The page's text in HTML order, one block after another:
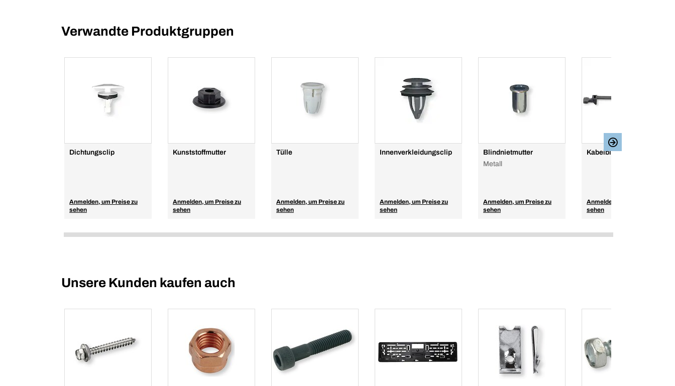
Verwandte Produktgruppen
Dichtungsclip
Anmelden, um Preise zu
sehen
Kunststoffmutter
Anmelden, um Preise zu
sehen
Tülle
Anmelden, um Preise zu
sehen
Innenverkleidungsclip
Anmelden, um Preise zu
sehen
Blindnietmutter
Metall
Anmelden, um Preise zu
sehen
Kabelbinder
Anmelden, um Preise zu
sehen
Unsere Kunden kaufen auch